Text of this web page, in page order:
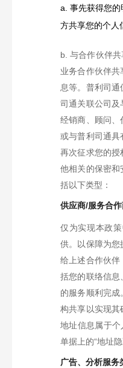
a. 事先获得您
方共享您的个人
b.与合作伙伴共
业务合作伙伴
息等。 普利司通
司通关联公司
经销商、顾问
或与普利司通
再次征求您的
他相关的保密
括以下类型：
供应商/服务合作
仅为实现本政
供。以保障为
给上述合作伙
括您的联络信
的服务顺利完
构共享以实现
地址信息属于个
单据上的“地址
广告、分析服务